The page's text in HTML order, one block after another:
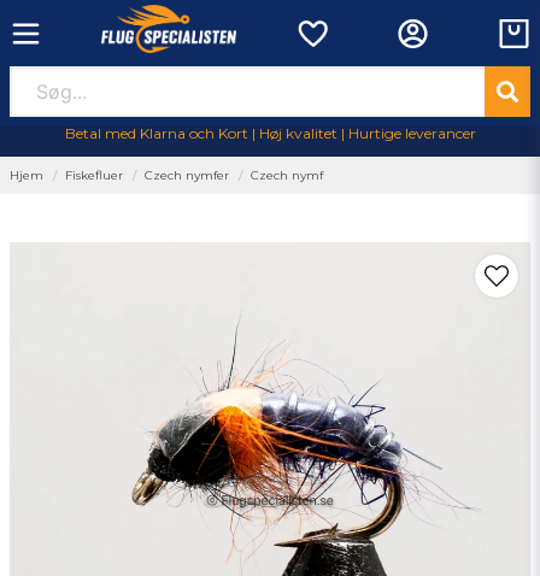
Betal med Klarna och Kort | Høj kvalitet | Hurtige leverancer
Hjem Fiskefluer Czech nymfer Czech nymf